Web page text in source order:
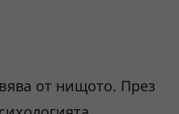
от нищото. През